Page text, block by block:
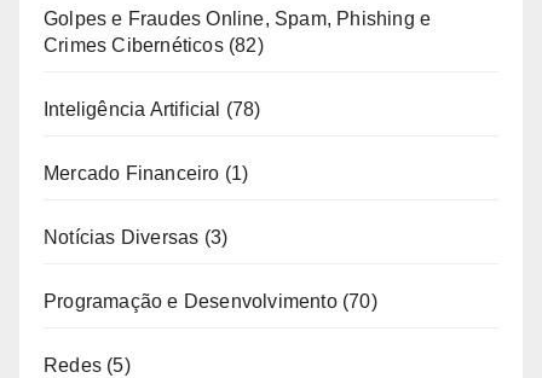
Golpes e Fraudes Online, Spam, Phishing e
Crimes Cibernéticos(82)
Inteligência Artificial (78)
Mercado Financeiro (1)
Notícias Diversas (3)
Programação e Desenvolvimento(70)
Redes (5)